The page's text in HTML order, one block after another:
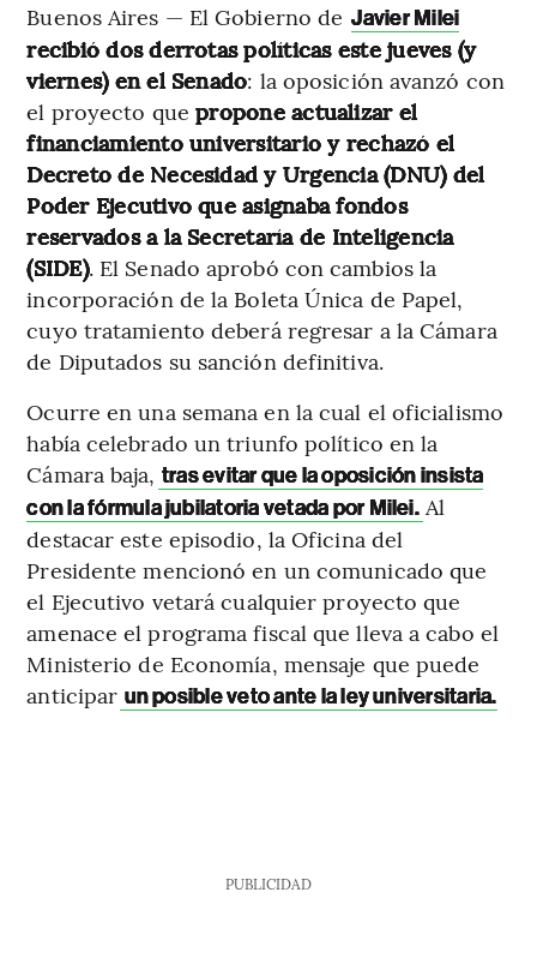
Buenos Aires — El Gobierno de Javier Milei
recibió dos derrotas políticas este jueves (y
viernes) en el Senado: la oposición avanzó con
el proyecto que propone actualizar el
financiamiento universitario y rechazó el
Decreto de Necesidad y Urgencia (DNU) del
Poder Ejecutivo que asignaba fondos
reservados a la Secretaría de Inteligencia
(SIDE). El Senado aprobó con cambios la
incorporación de la Boleta Única de Papel,
cuyo tratamiento deberá regresar a la Cámara
de Diputados su sanción definitiva.
Ocurre en una semana en la cual el oficialismo
había celebrado un triunfo político en la
Cámara baja, tras evitar que la oposición insista
con la fórmula jubilatoria vetada por Milei. Al
destacar este episodio, la Oficina del
Presidente mencionó en un comunicado que
el Ejecutivo vetará cualquier proyecto que
amenace el programa fiscal que lleva a cabo el
Ministerio de Economía, mensaje que puede
anticipar un posible veto ante la ley universitaria.
PUBLICIDAD